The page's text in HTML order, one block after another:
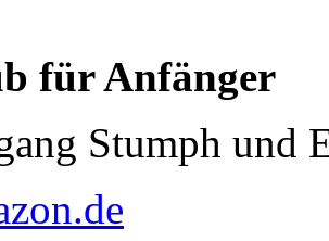
für Anfänger
Stumph und